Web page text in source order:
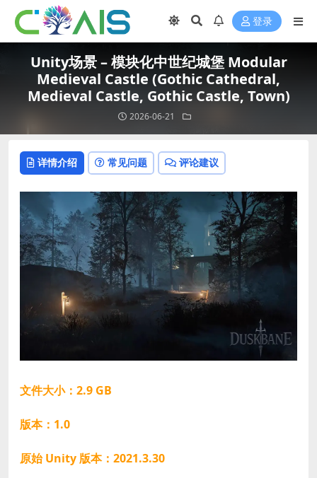
登录
Unity场景 – 模块化中世纪城堡 Modular
Medieval Castle (Gothic Cathedral,
Medieval Castle, Gothic Castle, Town)
2026-06-21
详情介绍 常见问题 评论建议
文件大小：2.9 GB
版本：1.0
原始 Unity 版本：2021.3.30